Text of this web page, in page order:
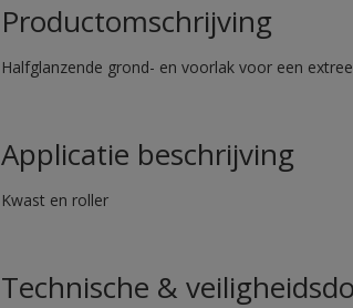
Productomschrijving
Halfglanzende grond- en voorlak voor een
Applicatie beschrijving
Kwast en roller
Technische &